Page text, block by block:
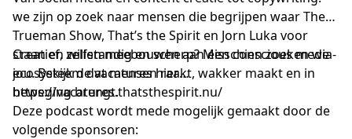
we zijn op zoek naar mensen die begrijpen waar The
Trueman Show, That’s the Spirit en Jorn Luka voor
staan en willen meebouwen aan een conscious media-
ecosysteem dat mensen raakt, wakker maakt en in
beweging brengt.
Creatief, zelfstandig en scherp? Misschien zoeken we
jou. Bekijk de vacatures hier
https://vacatures.thatsthespirit.nu/
Deze podcast wordt mede mogelijk gemaakt door de
volgende sponsoren: